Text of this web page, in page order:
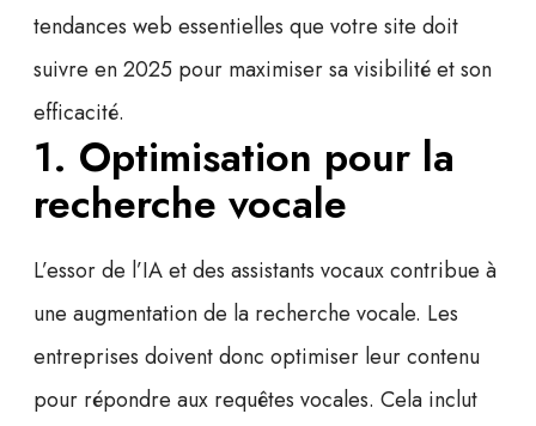
tendances web essentielles que votre site doit
suivre en 2025 pour maximiser sa visibilité et son
efficacité.
1. Optimisation pour la
recherche vocale
L’essor de l’IA et des assistants vocaux contribue à
une augmentation de la recherche vocale. Les
entreprises doivent donc optimiser leur contenu
pour répondre aux requêtes vocales. Cela inclut